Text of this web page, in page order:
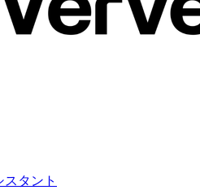
タント